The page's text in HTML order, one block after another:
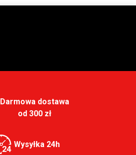
Darmowa dostawa
od 300 zł
Wysyłka 24h